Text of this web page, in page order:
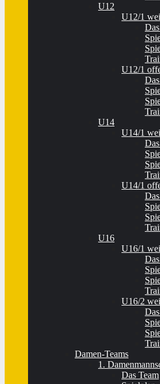
U12
U12/1
U12/1
U14
U14/1
U14/1
U16
U16/1
U16/2
Damen-Teams
1.
Das Team